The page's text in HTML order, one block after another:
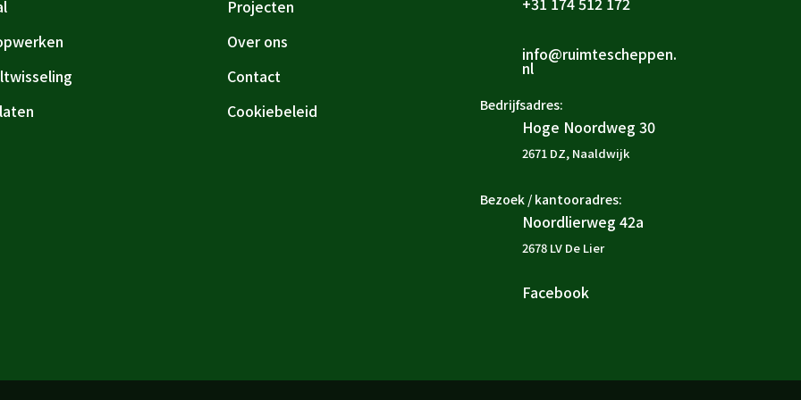
Projecten
Over ons
Contact
Cookiebeleid
info@ruimtescheppen.
nl
Bedrijfsadres:
Hoge Noordweg 30
2671 DZ, Naaldwijk
Bezoek / kantooradres:
Noordlierweg 42a
2678 LV De Lier
Facebook